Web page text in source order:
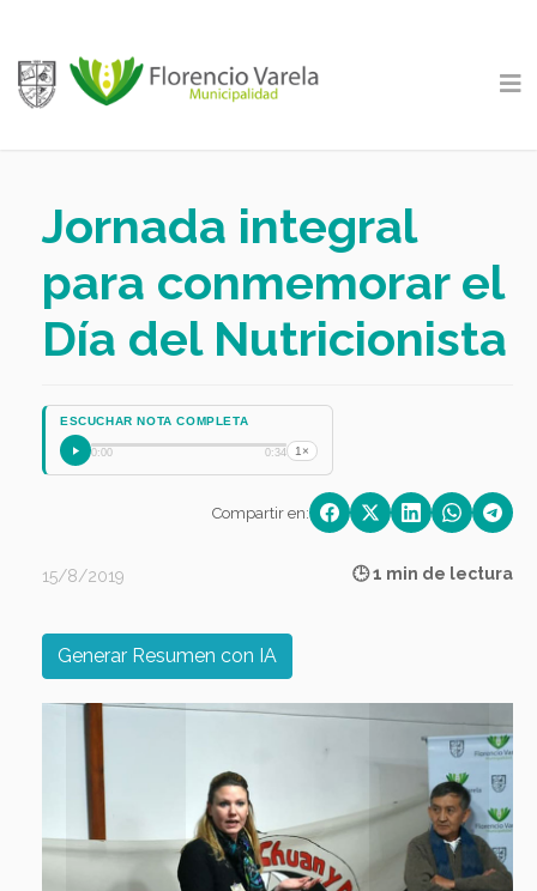
Jornada integral
para conmemorar el
Día del Nutricionista
ESCUCHAR NOTA COMPLETA
0:00 0:34 1×
Compartir en:
15/8/2019 🕒 1 min de lectura
Generar Resumen con IA